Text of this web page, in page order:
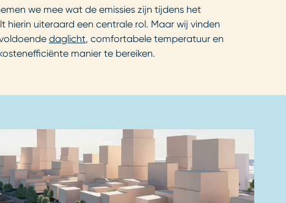
we mee wat de emissies zijn tijdens het
uiteraard een centrale rol. Maar wij vinden
daglicht, comfortabele temperatuur en
manier te bereiken.